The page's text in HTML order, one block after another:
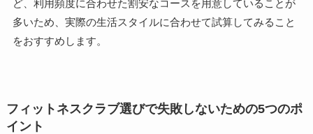
ど、利用頻度に合わせた割安なコースを用意していることが
多いため、実際の生活スタイルに合わせて試算してみること
をおすすめします。
フィットネスクラブ選びで失敗しないための5つのポ
イント